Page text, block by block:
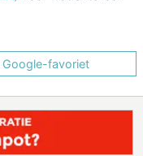
Google-favoriet